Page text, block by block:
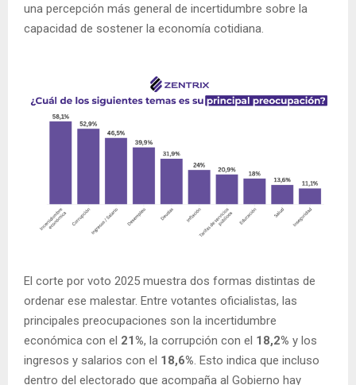
una percepción más general de incertidumbre sobre la
capacidad de sostener la economía cotidiana.
El corte por voto 2025 muestra dos formas distintas de
ordenar ese malestar. Entre votantes oficialistas, las
principales preocupaciones son la incertidumbre
económica con el 21%, la corrupción con el 18,2% y los
ingresos y salarios con el 18,6% . Esto indica que incluso
dentro del electorado que acompaña al Gobierno hay